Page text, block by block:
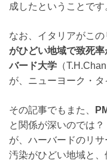
成したということです
なお、イタリアがこ
がひどい地域で致死率
バード大学 （
が、ニューヨーク・タ
その記事でもまた、
と関係が深いのでは
が、ハーバードのリ
汚染がひどい地域と